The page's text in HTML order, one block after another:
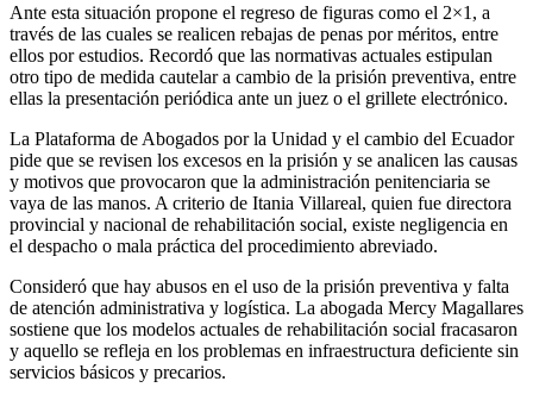
Ante esta situación propone el regreso de figuras como el 2×1, a
través de las cuales se realicen rebajas de penas por méritos, entre
ellos por estudios. Recordó que las normativas actuales estipulan
otro tipo de medida cautelar a cambio de la prisión preventiva, entre
ellas la presentación periódica ante un juez o el grillete electrónico.
La Plataforma de Abogados por la Unidad y el cambio del Ecuador
pide que se revisen los excesos en la prisión y se analicen las causas
y motivos que provocaron que la administración penitenciaria se
vaya de las manos. A criterio de Itania Villareal, quien fue directora
provincial y nacional de rehabilitación social, existe negligencia en
el despacho o mala práctica del procedimiento abreviado.
Consideró que hay abusos en el uso de la prisión preventiva y falta
de atención administrativa y logística. La abogada Mercy Magallares
sostiene que los modelos actuales de rehabilitación social fracasaron
y aquello se refleja en los problemas en infraestructura deficiente sin
servicios básicos y precarios.